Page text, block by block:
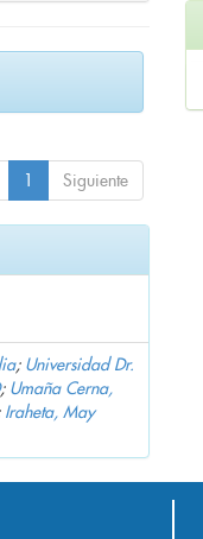
1 Siguiente
; Universidad Dr.
; Umaña Cerna,
Iraheta, May